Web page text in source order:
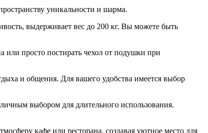
уникальности и шарма.
выдерживает вес до 200 кг. Вы можете быть
просто постирать чехол от подушки при
и общения. Для вашего удобства имеется выбор
выбором для длительного использования.
кафе или ресторана, создавая уютное место для